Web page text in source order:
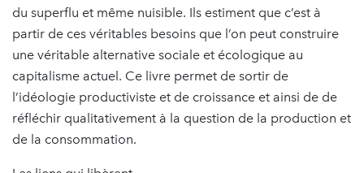
du superflu et même nuisible. Ils estiment que c’est à
partir de ces véritables besoins que l’on peut construire
une véritable alternative sociale et écologique au
capitalisme actuel. Ce livre permet de sortir de
l’idéologie productiviste et de croissance et ainsi de de
réfléchir qualitativement à la question de la production et
de la consommation.